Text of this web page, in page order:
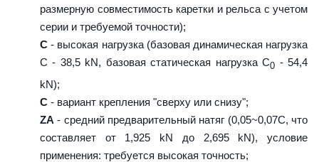
размерную совместимость каретки и рельса с учетом
серии и требуемой точности);
C - высокая нагрузка (базовая динамическая нагрузка
C - 38,5 kN, базовая статическая нагрузка С0 - 54,4
kN);
C - вариант крепления "сверху или снизу";
ZA - средний предварительный натяг (0,05~0,07C, что
составляет от 1,925 kN до 2,695 kN), условие
применения: требуется высокая точность;